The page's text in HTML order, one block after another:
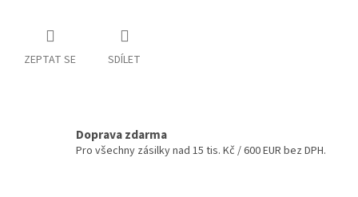
ZEPTAT SE SDÍLET
Doprava zdarma
Pro všechny zásilky nad 15 tis. Kč / 600 EUR bez DPH.